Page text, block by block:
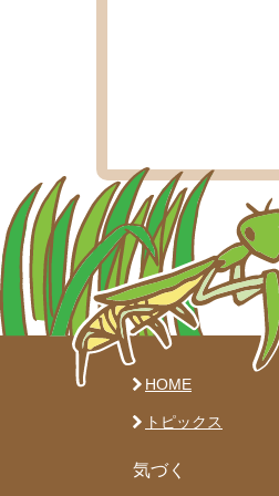
HOME
トピックス
気づく